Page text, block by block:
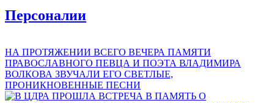
Персоналии
НА ПРОТЯЖЕНИИ ВСЕГО ВЕЧЕРА ПАМЯТИ
ПРАВОСЛАВНОГО ПЕВЦА И ПОЭТА ВЛАДИМИРА
ВОЛКОВА ЗВУЧАЛИ ЕГО СВЕТЛЫЕ,
ПРОНИКНОВЕННЫЕ ПЕСНИ